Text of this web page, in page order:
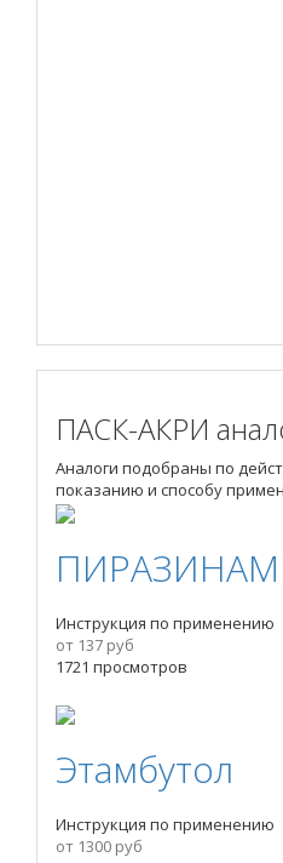
ПАСК-АКРИ
Аналоги подобраны по
показанию и способу
Инструкция по применению
от 137 руб
1721 просмотров
Этамбутол
Инструкция по применению
от 1300 руб